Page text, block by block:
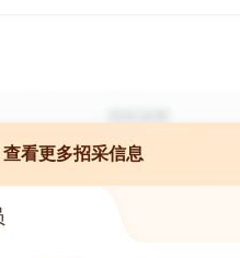
看更多招采信息